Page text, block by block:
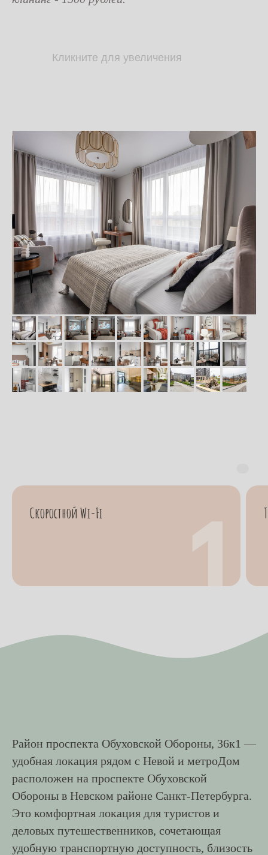
Кликните для увеличения
Скоростной Wi-Fi
Район проспекта Обуховской Обороны, 36к1 —
удобная локация рядом с Невой и метроДом
расположен на проспекте Обуховской
Обороны в Невском районе Санкт-Петербурга.
Это комфортная локация для туристов и
деловых путешественников, сочетающая
удобную транспортную доступность, близость